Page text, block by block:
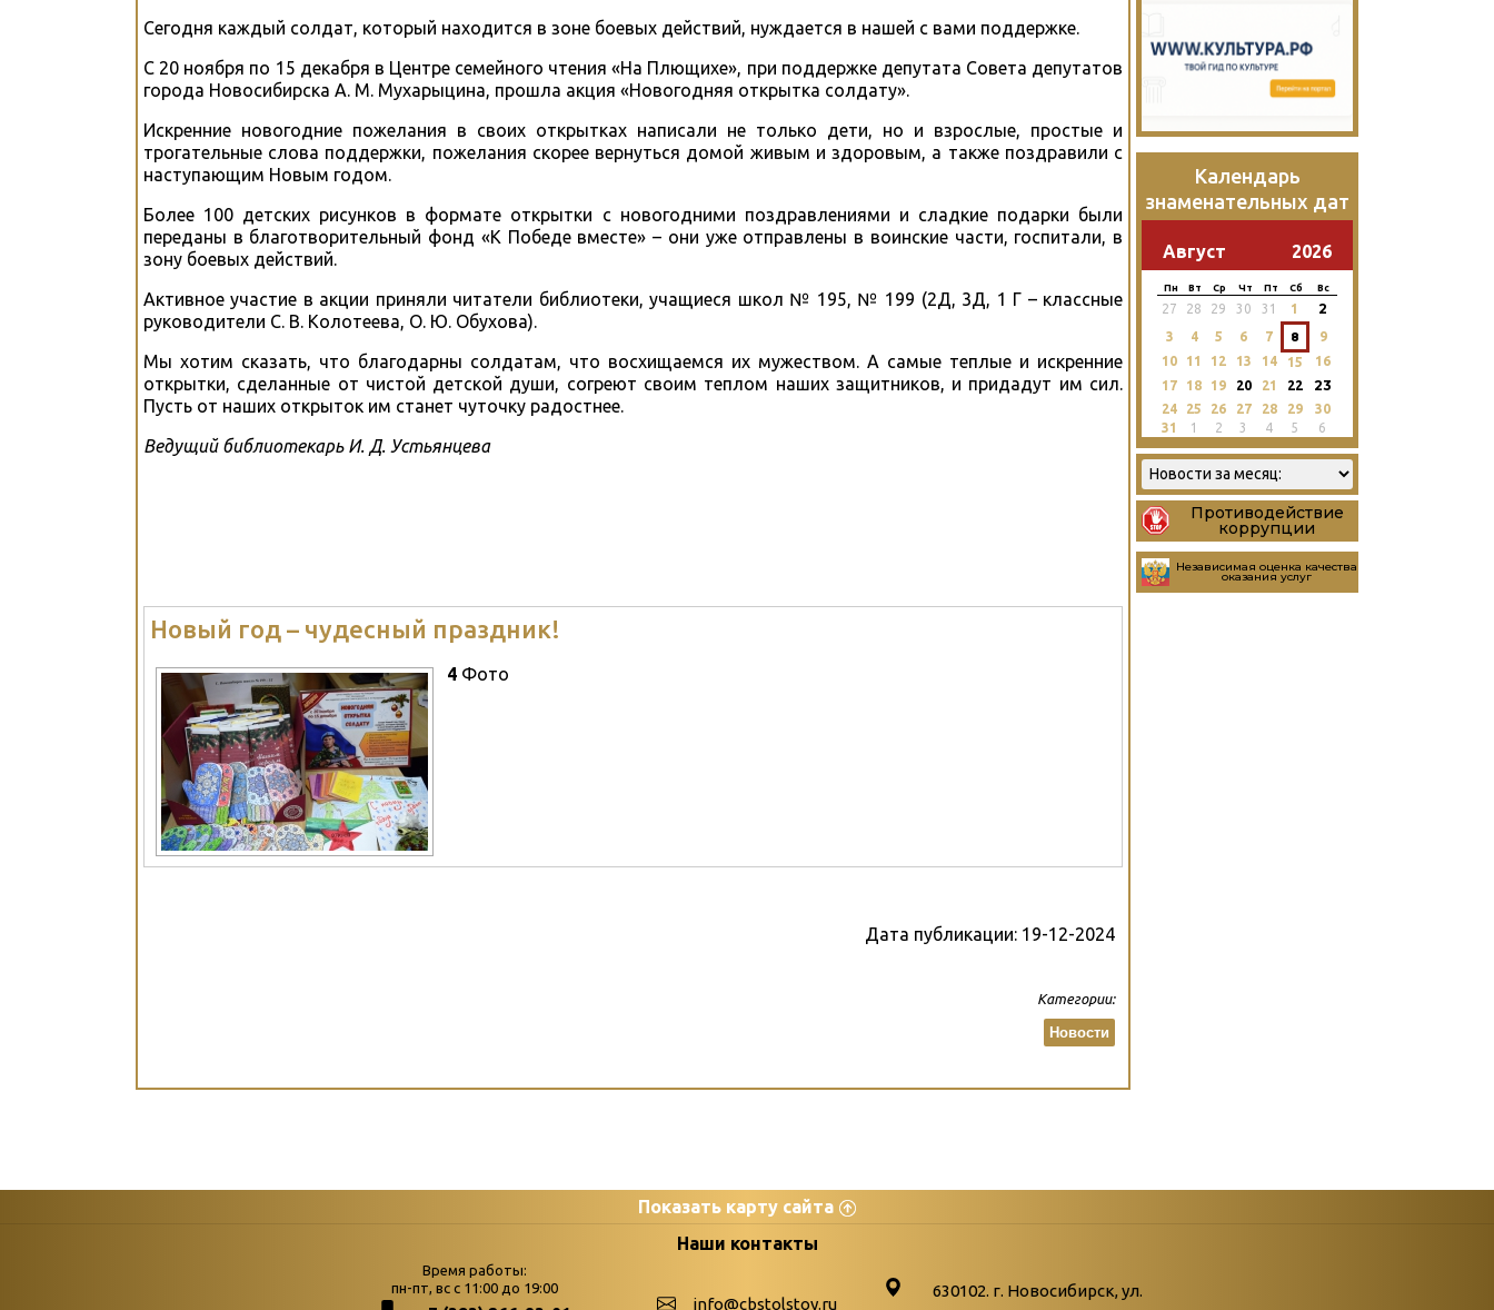
Сегодня каждый солдат, который находится в зоне боевых действий, нуждается в нашей с вами поддержке.
С 20 ноября по 15 декабря в Центре семейного чтения «На Плющихе», при поддержке депутата Совета депутатов
города Новосибирска А. М. Мухарыцина, прошла акция «Новогодняя открытка солдату».
Искренние новогодние пожелания в своих открытках написали не только дети, но и взрослые, простые и
трогательные слова поддержки, пожелания скорее вернуться домой живым и здоровым, а также поздравили с
наступающим Новым годом.
Более 100 детских рисунков в формате открытки с новогодними поздравлениями и сладкие подарки были
переданы в благотворительный фонд «К Победе вместе» – они уже отправлены в воинские части, госпитали, в
зону боевых действий.
Активное участие в акции приняли читатели библиотеки, учащиеся школ № 195, № 199 (2Д, 3Д, 1 Г – классные
руководители С. В. Колотеева, О. Ю. Обухова).
Мы хотим сказать, что благодарны солдатам, что восхищаемся их мужеством. А самые теплые и искренние
открытки, сделанные от чистой детской души, согреют своим теплом наших защитников, и придадут им сил.
Пусть от наших открыток им станет чуточку радостнее.
Ведущий библиотекарь И. Д. Устьянцева
Новый год – чудесный праздник!
4 Фото
Дата публикации: 19-12-2024
Категории:
Новости
Календарь
знаменательных дат
Август 2026
Пн Вт Ср Чт Пт Сб Вс
27 28 29 30 31 1 2
3 4 5 6 7 8
9
10
11 12 13 14 15
16
17
18 19 20 21 22 23
24 25 26 27 28 29
30
31
1 2 3 4 5 6
Противодействие
коррупции
Независимая оценка качества
оказания услуг
Показать карту сайта
Бюллетень новых поступлений
Наши контакты
Время работы:
пн-пт, вс с 11:00 до 19:00
info@cbstolstoy.ru
630102. г. Новосибирск, ул.